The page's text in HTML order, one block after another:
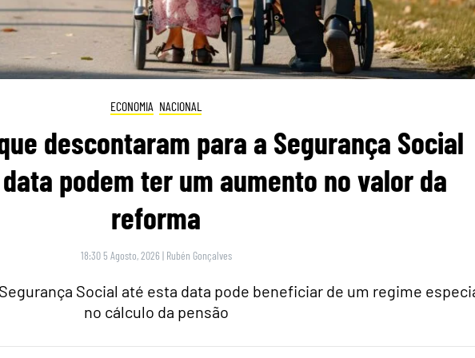
ECONOMIA NACIONAL
descontaram para a Segurança Social
podem ter um aumento no valor da
reforma
18:30 5 Agosto, 2026 | Rubén Gonçalves
Social até esta data pode beneficiar de um regime
no cálculo da pensão